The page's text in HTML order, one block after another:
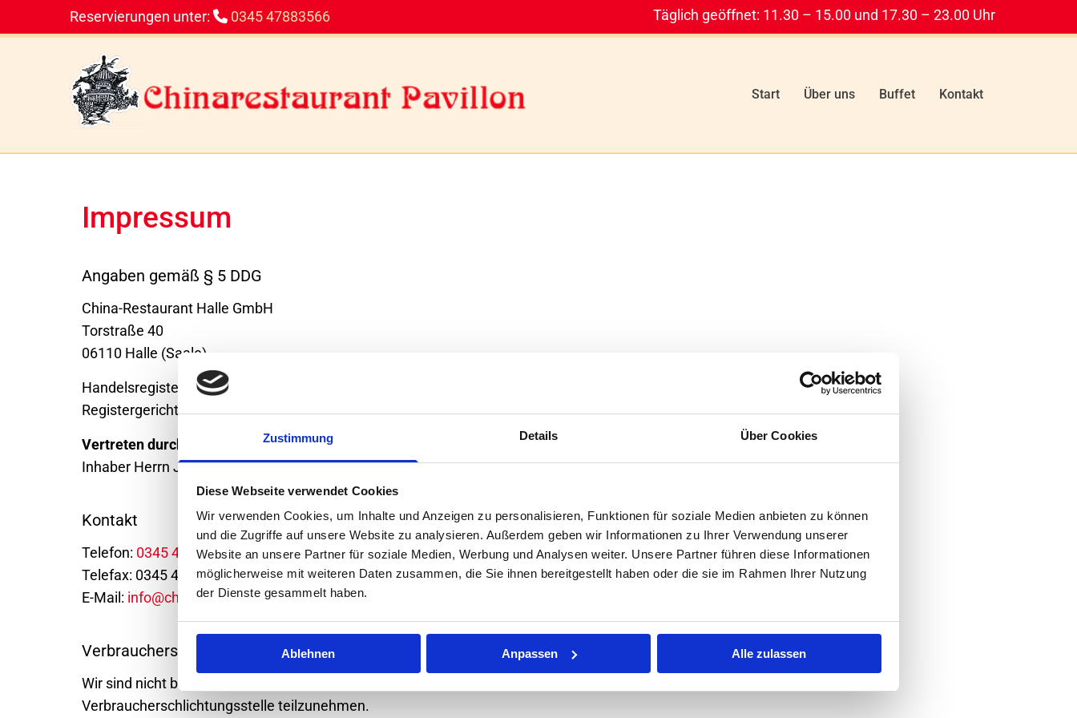
Zustimmung Details Über Cookies
Diese Webseite verwendet Cookies
Wir verwenden Cookies, um Inhalte und Anzeigen zu personalisieren, Funktionen für soziale Medien anbieten zu können
und die Zugriffe auf unsere Website zu analysieren. Außerdem geben wir Informationen zu Ihrer Verwendung unserer
Website an unsere Partner für soziale Medien, Werbung und Analysen weiter. Unsere Partner führen diese Informationen
möglicherweise mit weiteren Daten zusammen, die Sie ihnen bereitgestellt haben oder die sie im Rahmen Ihrer Nutzung
der Dienste gesammelt haben.
Ablehnen Anpassen Alle zulassen
Reservierungen unter:  0345 47883566 Täglich geöffnet: 11.30 – 15.00 und 17.30 – 23.00 Uhr
Start Über uns Buffet Kontakt
Impressum
Angaben gemäß § 5 DDG
China-Restaurant Halle GmbH
Torstraße 40
06110 Halle (Saale)
Handelsregister: HRB 13799
Registergericht: Amtsgericht Stendal
Vertreten durch:
Inhaber Herrn Jiangnan Ning
Kontakt
Telefon: 0345 47883566
Telefax: 0345 47883565
E-Mail: info@china-restaurant-halle.de
Verbraucherstreitbeilegung/Universalschlichtungsstelle
Wir sind nicht bereit oder verpflichtet, an Streitbeilegungsverfahren vor einer
Verbraucherschlichtungsstelle teilzunehmen.